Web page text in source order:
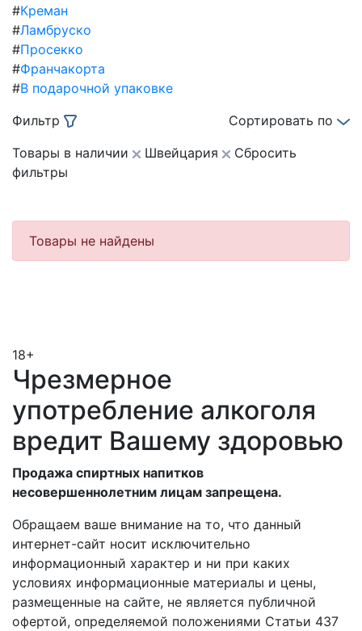
#Креман
#Ламбруско
#Просекко
#Франчакорта
#В подарочной упаковке
Фильтр
Сортировать по
Товары в наличии
Швейцария
Сбросить
фильтры
Товары не найдены
18+
Чрезмерное
употребление алкоголя
вредит Вашему здоровью
Продажа спиртных напитков
несовершеннолетним лицам запрещена.
Обращаем ваше внимание на то, что данный
интернет-сайт носит исключительно
информационный характер и ни при каких
условиях информационные материалы и цены,
размещенные на сайте, не является публичной
офертой, определяемой положениями Статьи 437